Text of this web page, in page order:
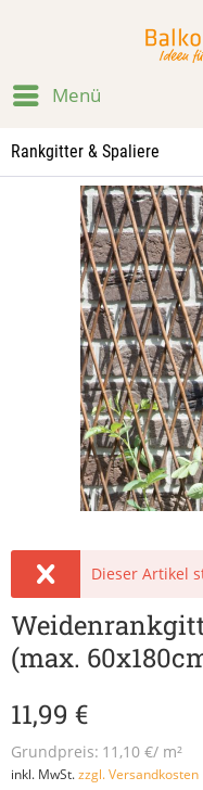
Menü
Rankgitter & Spaliere
Dieser Artikel
(max.
11,99 €
Grundpreis: 11,10 €/ m²
inkl. MwSt.zzgl. Versandkosten